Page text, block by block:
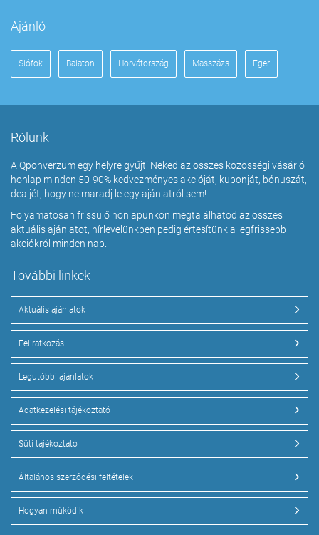
Ajánló
Siófok Balaton Horvátország Masszázs Eger
Rólunk
A Qponverzum egy helyre gyűjti Neked az összes közösségi vásárló
honlap minden 50-90% kedvezményes akcióját, kuponját, bónuszát,
dealjét, hogy ne maradj le egy ajánlatról sem!
Folyamatosan frissülő honlapunkon megtalálhatod az összes
aktuális ajánlatot, hírlevelünkben pedig értesítünk a legfrissebb
akciókról minden nap.
További linkek
Aktuális ajánlatok
Feliratkozás
Legutóbbi ajánlatok
Adatkezelési tájékoztató
Süti tájékoztató
Általános szerződési feltételek
Hogyan működik